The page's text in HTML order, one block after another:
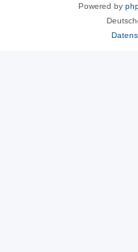
Powered by